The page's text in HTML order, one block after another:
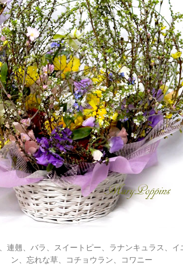
連翹、バラ、スイートピー、ラナンキュラス、イ
ン、忘れな草、コチョウラン、コワニー